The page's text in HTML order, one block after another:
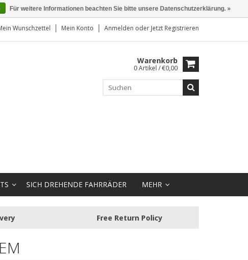
Wunschzettel Mein Konto Anmelden oder Jetzt Registrieren
Warenkorb
0 Artikel / €0,00
SICH DREHENDE FAHRRÄDER MEHR
Free Return Policy
Für weitere Informationen beachten Sie bitte unsere Datenschutzerklärung. »